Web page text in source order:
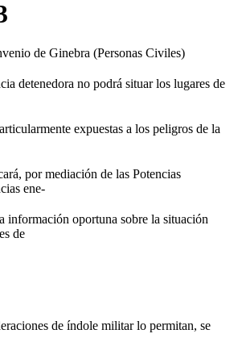
de Ginebra (Personas Civiles)
detenedora no podrá situar los lugares de
expuestas a los peligros de la
por mediación de las Potencias
ene-
información oportuna sobre la situación
de
de índole militar lo permitan, se